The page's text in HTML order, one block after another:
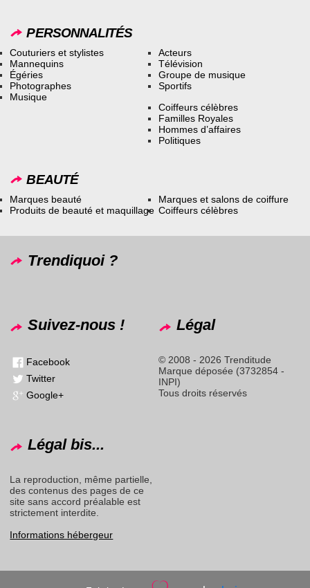
PERSONNALITÉS
Couturiers et stylistes
Mannequins
Égéries
Photographes
Musique
Acteurs
Télévision
Groupe de musique
Sportifs
Coiffeurs célèbres
Familles Royales
Hommes d’affaires
Politiques
BEAUTÉ
Marques beauté
Produits de beauté et maquillage
Marques et salons de coiffure
Coiffeurs célèbres
Trendiquoi ?
Suivez-nous !
Facebook
Twitter
Google+
Légal
© 2008 - 2026 Trenditude
Marque déposée (3732854 -
INPI)
Tous droits réservés
Légal bis...
La reproduction, même partielle,
des contenus des pages de ce
site sans accord préalable est
strictement interdite.
Informations hébergeur